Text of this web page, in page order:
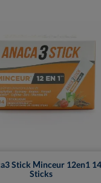
Stick Minceur 12en1 14
Sticks
Vue rapide